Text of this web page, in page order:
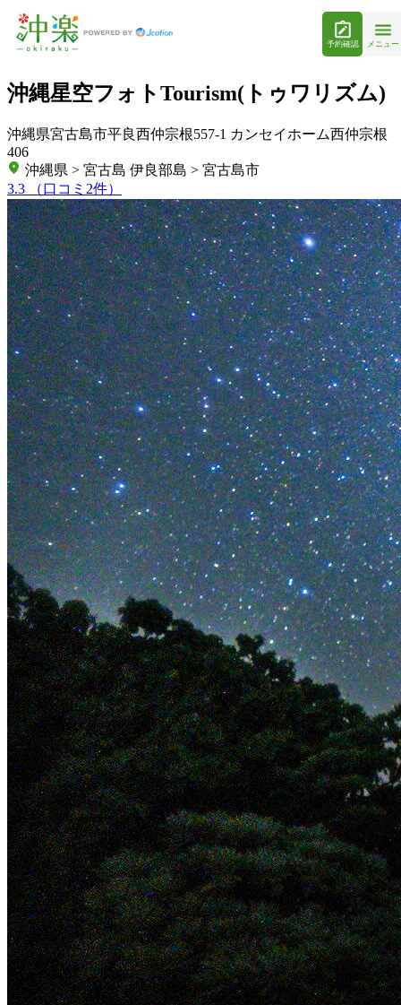
予約確認 メニュー
沖縄星空フォトTourism(トゥワリズム)
沖縄県宮古島市平良西仲宗根557-1 カンセイホーム西仲宗根
406
沖縄県 > 宮古島 伊良部島 > 宮古島市
3.3
（口コミ2件）